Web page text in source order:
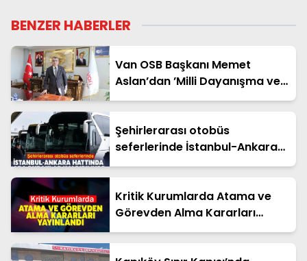
BENZER HABERLER
Van OSB Başkanı Memet
Aslan’dan ’Milli Dayanışma ve
Toplumsal Bütünleşme’ kanun
Şehirlerarası otobüs
seferlerinde İstanbul-Ankara
hattında ara duraklar
Kritik Kurumlarda Atama ve
Görevden Alma Kararları
Yayınlandı